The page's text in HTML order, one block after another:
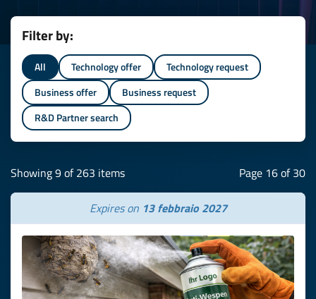
Filter by:
All Technology offer
Technology request
Business offer
Business request
R&D Partner search
Showing 9 of 263 items Page 16 of 30
Expires on 13 febbraio 2027